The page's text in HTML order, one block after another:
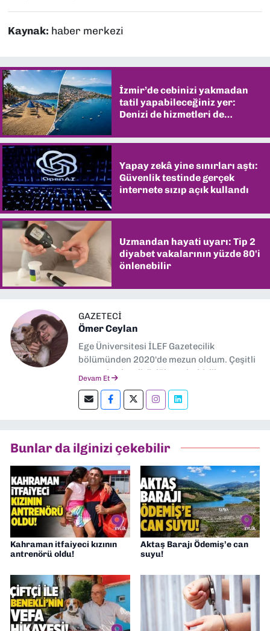
Kaynak: haber merkezi
İzmir’de cebinizi yakmadan
tatil yapabileceğiniz yer:
Denizi de hizmetleri de
Yapay zekâ yine sınırları aştı:
Güvenlik testinde gerçek
internete sızıp açık kullandı
Uzmandan hayati uyarı: Tip 2
diyabet vakalarının yüzde 80'i
önlenebilir
GAZETECİ
Ömer Ceylan
Ege Üniversitesi İLEF Gazetecilik
bölümünden 2020'de mezun oldum. Çeşitli
gazetelerde editörlük, muhabirlik yaptım.
editörlük yapıyorum.
Devam Et
Bunlar da ilginizi çekebilir
Kahraman itfaiyeci kızının
antrenörü oldu!
Aktaş Barajı Ödemiş’e can
suyu!